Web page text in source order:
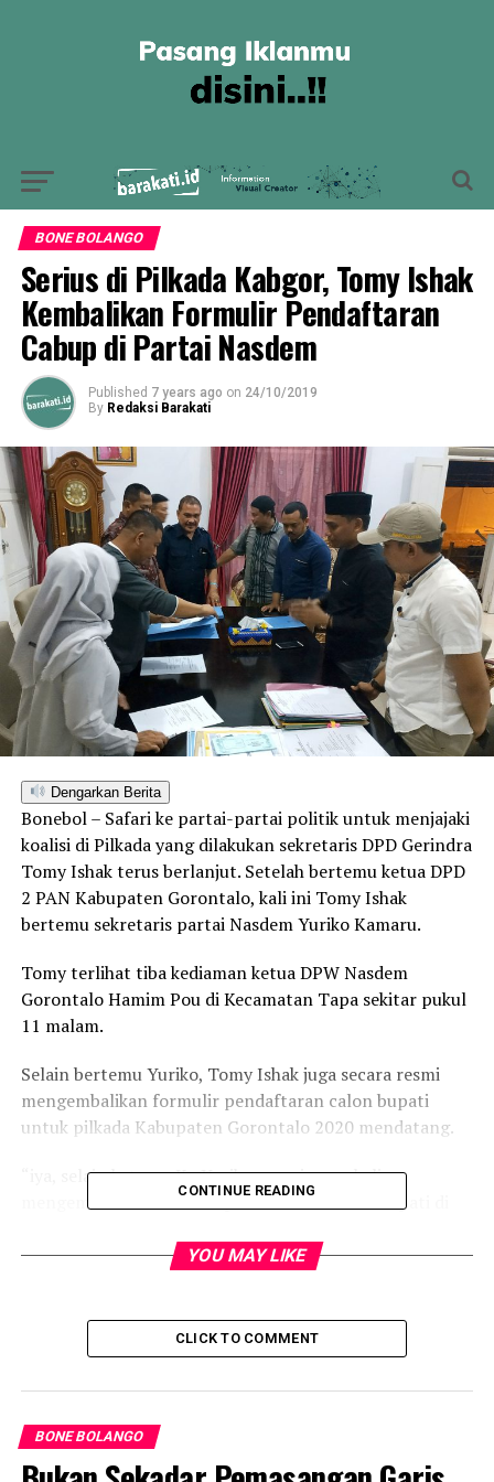
BONE BOLANGO
Serius di Pilkada Kabgor, Tomy Ishak
Kembalikan Formulir Pendaftaran
Cabup di Partai Nasdem
Published 7 years ago on 24/10/2019
By Redaksi Barakati
Dengarkan Berita
Bonebol – Safari ke partai-partai politik untuk menjajaki
koalisi di Pilkada yang dilakukan sekretaris DPD Gerindra
Tomy Ishak terus berlanjut. Setelah bertemu ketua DPD
2 PAN Kabupaten Gorontalo, kali ini Tomy Ishak
bertemu sekretaris partai Nasdem Yuriko Kamaru.
Tomy terlihat tiba kediaman ketua DPW Nasdem
Gorontalo Hamim Pou di Kecamatan Tapa sekitar pukul
11 malam.
Selain bertemu Yuriko, Tomy Ishak juga secara resmi
mengembalikan formulir pendaftaran calon bupati
untuk pilkada Kabupaten Gorontalo 2020 mendatang.
“iya, selain ketemu Ka Yuriko, saya juga sekalian
mengembalikan formulir pendafatarn calon Bupati di
CONTINUE READING
YOU MAY LIKE
CLICK TO COMMENT
BONE BOLANGO